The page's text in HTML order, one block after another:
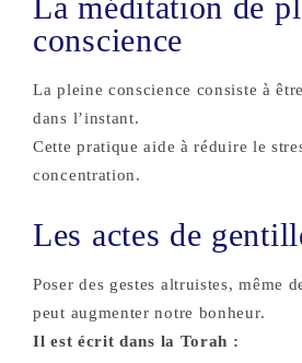
conscience
La pleine conscience consiste à
dans l’instant.
Cette pratique aide à réduire le
concentration.
Les actes de
Poser des gestes altruistes, même
peut augmenter notre bonheur.
Il est écrit dans la Torah :